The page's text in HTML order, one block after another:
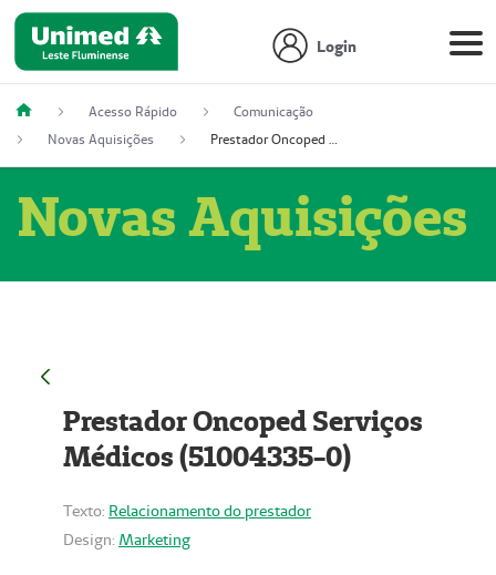
Login
Acesso Rápido
Comunicação
Novas Aquisições
Prestador Oncoped Serviços Médicos (51004335-0)
Novas Aquisições
Prestador Oncoped Serviços
Médicos (51004335-0)
Texto: Relacionamento do prestador
Design: Marketing